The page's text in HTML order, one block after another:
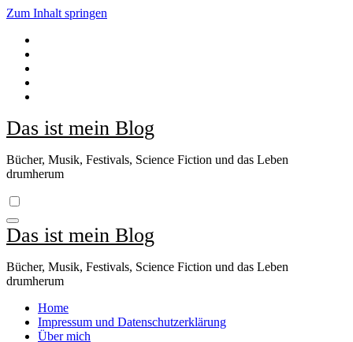
Zum Inhalt springen
Das ist mein Blog
Bücher, Musik, Festivals, Science Fiction und das Leben
drumherum
Das ist mein Blog
Bücher, Musik, Festivals, Science Fiction und das Leben
drumherum
Home
Impressum und Datenschutzerklärung
Über mich